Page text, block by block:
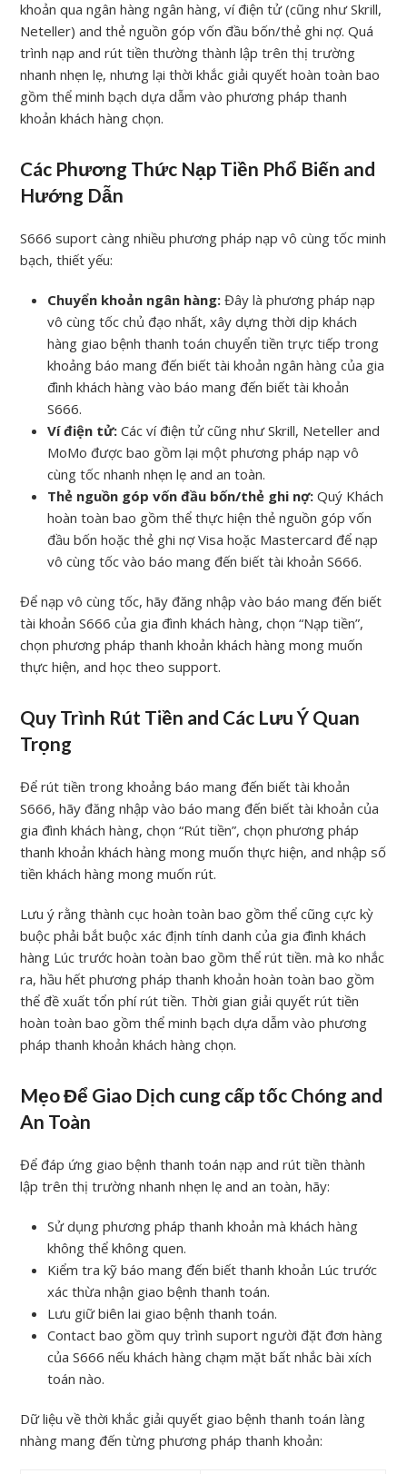
khoản qua ngân hàng ngân hàng, ví điện tử (cũng như Skrill,
Neteller) and thẻ nguồn góp vốn đầu bốn/thẻ ghi nợ. Quá
trình nạp and rút tiền thường thành lập trên thị trường
nhanh nhẹn lẹ, nhưng lại thời khắc giải quyết hoàn toàn bao
gồm thể minh bạch dựa dẫm vào phương pháp thanh
khoản khách hàng chọn.
Các Phương Thức Nạp Tiền Phổ Biến and
Hướng Dẫn
S666 suport càng nhiều phương pháp nạp vô cùng tốc minh
bạch, thiết yếu:
Chuyển khoản ngân hàng: Đây là phương pháp nạp
vô cùng tốc chủ đạo nhất, xây dựng thời dịp khách
hàng giao bệnh thanh toán chuyển tiền trực tiếp trong
khoảng báo mang đến biết tài khoản ngân hàng của gia
đình khách hàng vào báo mang đến biết tài khoản
S666.
Ví điện tử: Các ví điện tử cũng như Skrill, Neteller and
MoMo được bao gồm lại một phương pháp nạp vô
cùng tốc nhanh nhẹn lẹ and an toàn.
Thẻ nguồn góp vốn đầu bốn/thẻ ghi nợ: Quý Khách
hoàn toàn bao gồm thể thực hiện thẻ nguồn góp vốn
đầu bốn hoặc thẻ ghi nợ Visa hoặc Mastercard để nạp
vô cùng tốc vào báo mang đến biết tài khoản S666.
Để nạp vô cùng tốc, hãy đăng nhập vào báo mang đến biết
tài khoản S666 của gia đình khách hàng, chọn “Nạp tiền”,
chọn phương pháp thanh khoản khách hàng mong muốn
thực hiện, and học theo support.
Quy Trình Rút Tiền and Các Lưu Ý Quan
Trọng
Để rút tiền trong khoảng báo mang đến biết tài khoản
S666, hãy đăng nhập vào báo mang đến biết tài khoản của
gia đình khách hàng, chọn “Rút tiền”, chọn phương pháp
thanh khoản khách hàng mong muốn thực hiện, and nhập số
tiền khách hàng mong muốn rút.
Lưu ý rằng thành cục hoàn toàn bao gồm thể cũng cực kỳ
buộc phải bắt buộc xác định tính danh của gia đình khách
hàng Lúc trước hoàn toàn bao gồm thể rút tiền. mà ko nhắc
ra, hầu hết phương pháp thanh khoản hoàn toàn bao gồm
thể đề xuất tổn phí rút tiền. Thời gian giải quyết rút tiền
hoàn toàn bao gồm thể minh bạch dựa dẫm vào phương
pháp thanh khoản khách hàng chọn.
Mẹo Để Giao Dịch cung cấp tốc Chóng and
An Toàn
Để đáp ứng giao bệnh thanh toán nạp and rút tiền thành
lập trên thị trường nhanh nhẹn lẹ and an toàn, hãy:
Sử dụng phương pháp thanh khoản mà khách hàng
không thể không quen.
Kiểm tra kỹ báo mang đến biết thanh khoản Lúc trước
xác thừa nhận giao bệnh thanh toán.
Lưu giữ biên lai giao bệnh thanh toán.
Contact bao gồm quy trình suport người đặt đơn hàng
của S666 nếu khách hàng chạm mặt bất nhắc bài xích
toán nào.
Dữ liệu về thời khắc giải quyết giao bệnh thanh toán làng
nhàng mang đến từng phương pháp thanh khoản: